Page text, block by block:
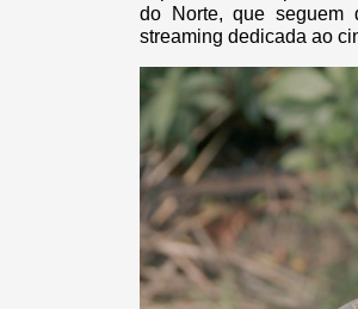
do Norte, que seguem
streaming dedicada ao